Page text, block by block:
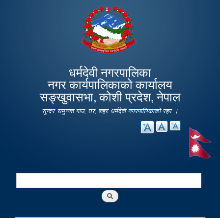
main
content
धर्मदेवी नगरपालिका
नगर कार्यपालिकाको कार्यालय
सङ्खुवासभा, कोशी प्रदेश, नेपाल
सुन्दर समुन्नत गाउ, घर, शहर धर्मदेवी नगरपालिकाको रहर ।
Search